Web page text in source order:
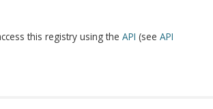
this registry using the API (see API